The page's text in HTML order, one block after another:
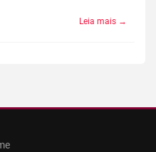
Leia mais →